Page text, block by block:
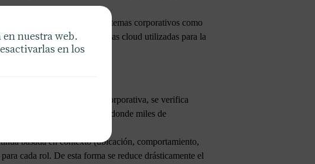
se protegen tanto los sistemas corporativos como
la seguridad en plataformas cloud utilizadas para la
lugar de confiar en la red corporativa, se verifica
útil en entornos donde miles de
basada en contexto (ubicación, comportamiento,
cada rol. De esta forma se reduce drásticamente el
nuestra web.
en los